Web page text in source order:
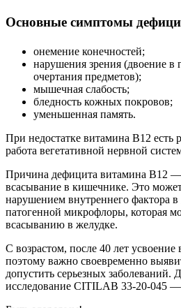
Основные симптомы
онемение конечностей;
нарушения зрения (двоение в
очертания предметов);
мышечная слабость;
бледность кожных покровов;
уменьшенная память.
При недостатке витамина В12 есть
работа вегетативной нервной
Причина дефицита витамина B12 —
всасывание в кишечнике. Это
нарушением внутреннего фактора в
патогенной микрофлоры, которая
всасыванию в желудке.
С возрастом, после 40 лет
поэтому важно своевременно
допустить серьезных заболеваний.
исследование CITILAB 33-20-045